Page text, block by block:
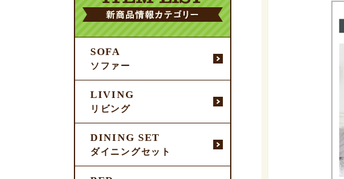
SOFA
ソファー
LIVING
リビング
DINING SET
ダイニングセット